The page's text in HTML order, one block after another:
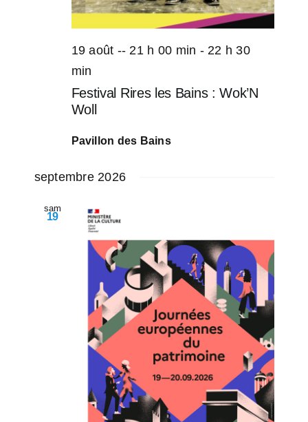
19 août -- 21 h 00 min - 22 h 30
min
Festival Rires les Bains : Wok’N
Woll
Pavillon des Bains
septembre 2026
sam
19